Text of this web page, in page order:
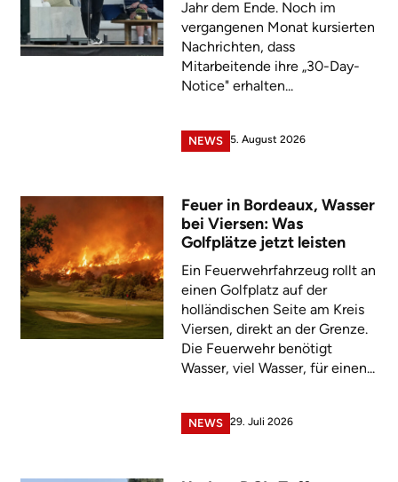
Jahr dem Ende. Noch im
vergangenen Monat kursierten
Nachrichten, dass
Mitarbeitende ihre „30-Day-
Notice" erhalten...
NEWS 5. August 2026
Feuer in Bordeaux, Wasser
bei Viersen: Was
Golfplätze jetzt leisten
Ein Feuerwehrfahrzeug rollt an
einen Golfplatz auf der
holländischen Seite am Kreis
Viersen, direkt an der Grenze.
Die Feuerwehr benötigt
Wasser, viel Wasser, für einen...
NEWS 29. Juli 2026